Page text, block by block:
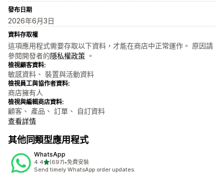
發布日期
2026年6月3日
資料存取權
這項應用程式需要存取以下資料，才能在商店中正常運作。 原因請
參閱開發者的隱私權政策 。
檢視顧客資料:
敏感資料、 裝置與活動資料
檢視員工與協作者資料:
商店擁有人
檢視與編輯商店資料:
顧客、 產品、 訂單、 自訂資料
查看詳情
其他同類型應用程式
WhatsApp
4.4滿分 5 顆星
(697)
共有 697 則評價
•免費安裝
Send timely WhatsApp order updates.